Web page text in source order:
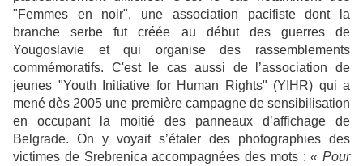
"Femmes en noir", une association pacifiste dont la
branche serbe fut créée au début des guerres de
Yougoslavie et qui organise des rassemblements
commémoratifs. C'est le cas aussi de l’association de
jeunes "Youth Initiative for Human Rights" (YIHR) qui a
mené dès 2005 une première campagne de sensibilisation
en occupant la moitié des panneaux d’affichage de
Belgrade. On y voyait s’étaler des photographies des
victimes de Srebrenica accompagnées des mots :« Pour